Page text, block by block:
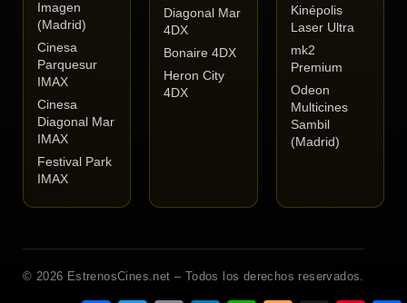
Imagen
(Madrid)
Cinesa
Parquesur
IMAX
Cinesa
Diagonal Mar
IMAX
Festival Park
IMAX
Diagonal Mar
4DX
Bonaire 4DX
Heron City
4DX
Kinépolis
Laser Ultra
mk2
Premium
Odeon
Multicines
Sambil
(Madrid)
© 2026 EstrenosCines.net – Todos los derechos reservados.